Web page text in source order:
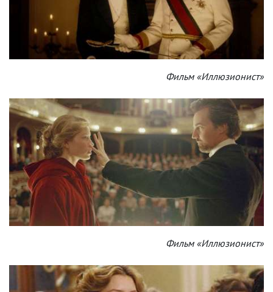
Фильм «Иллюзионист»
Фильм «Иллюзионист»